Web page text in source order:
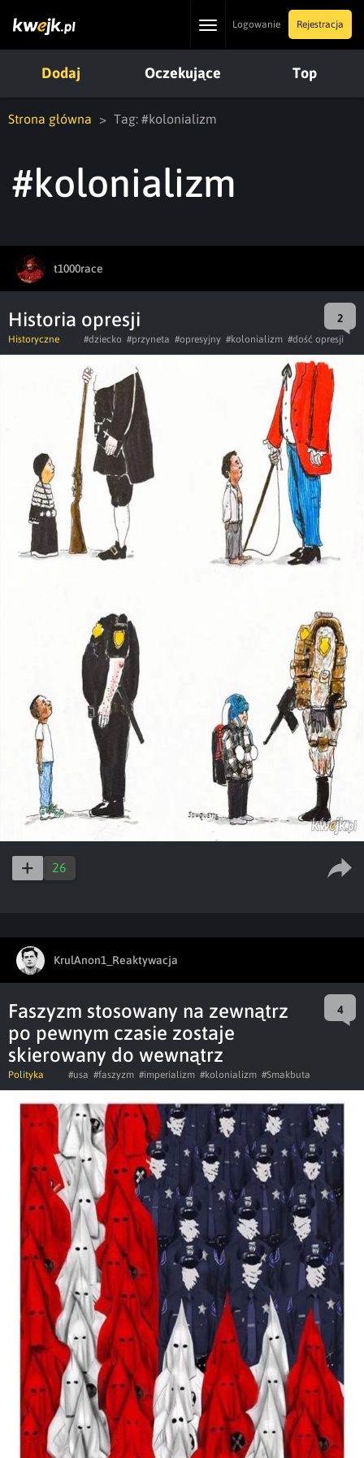
ToggleLogowanie Rejestracja
Dodaj Oczekujące Top
Strona główna Tag: #kolonializm
#kolonializm
t1000race
Historia opresji 2
Historyczne #dziecko #przyneta #opresyjny #kolonializm #dość opresji
26
KrulAnon1_Reaktywacja
Faszyzm stosowany na zewnątrz
po pewnym czasie zostaje
skierowany do wewnątrz
4
Polityka #usa #faszyzm #imperializm #kolonializm #Smakbuta